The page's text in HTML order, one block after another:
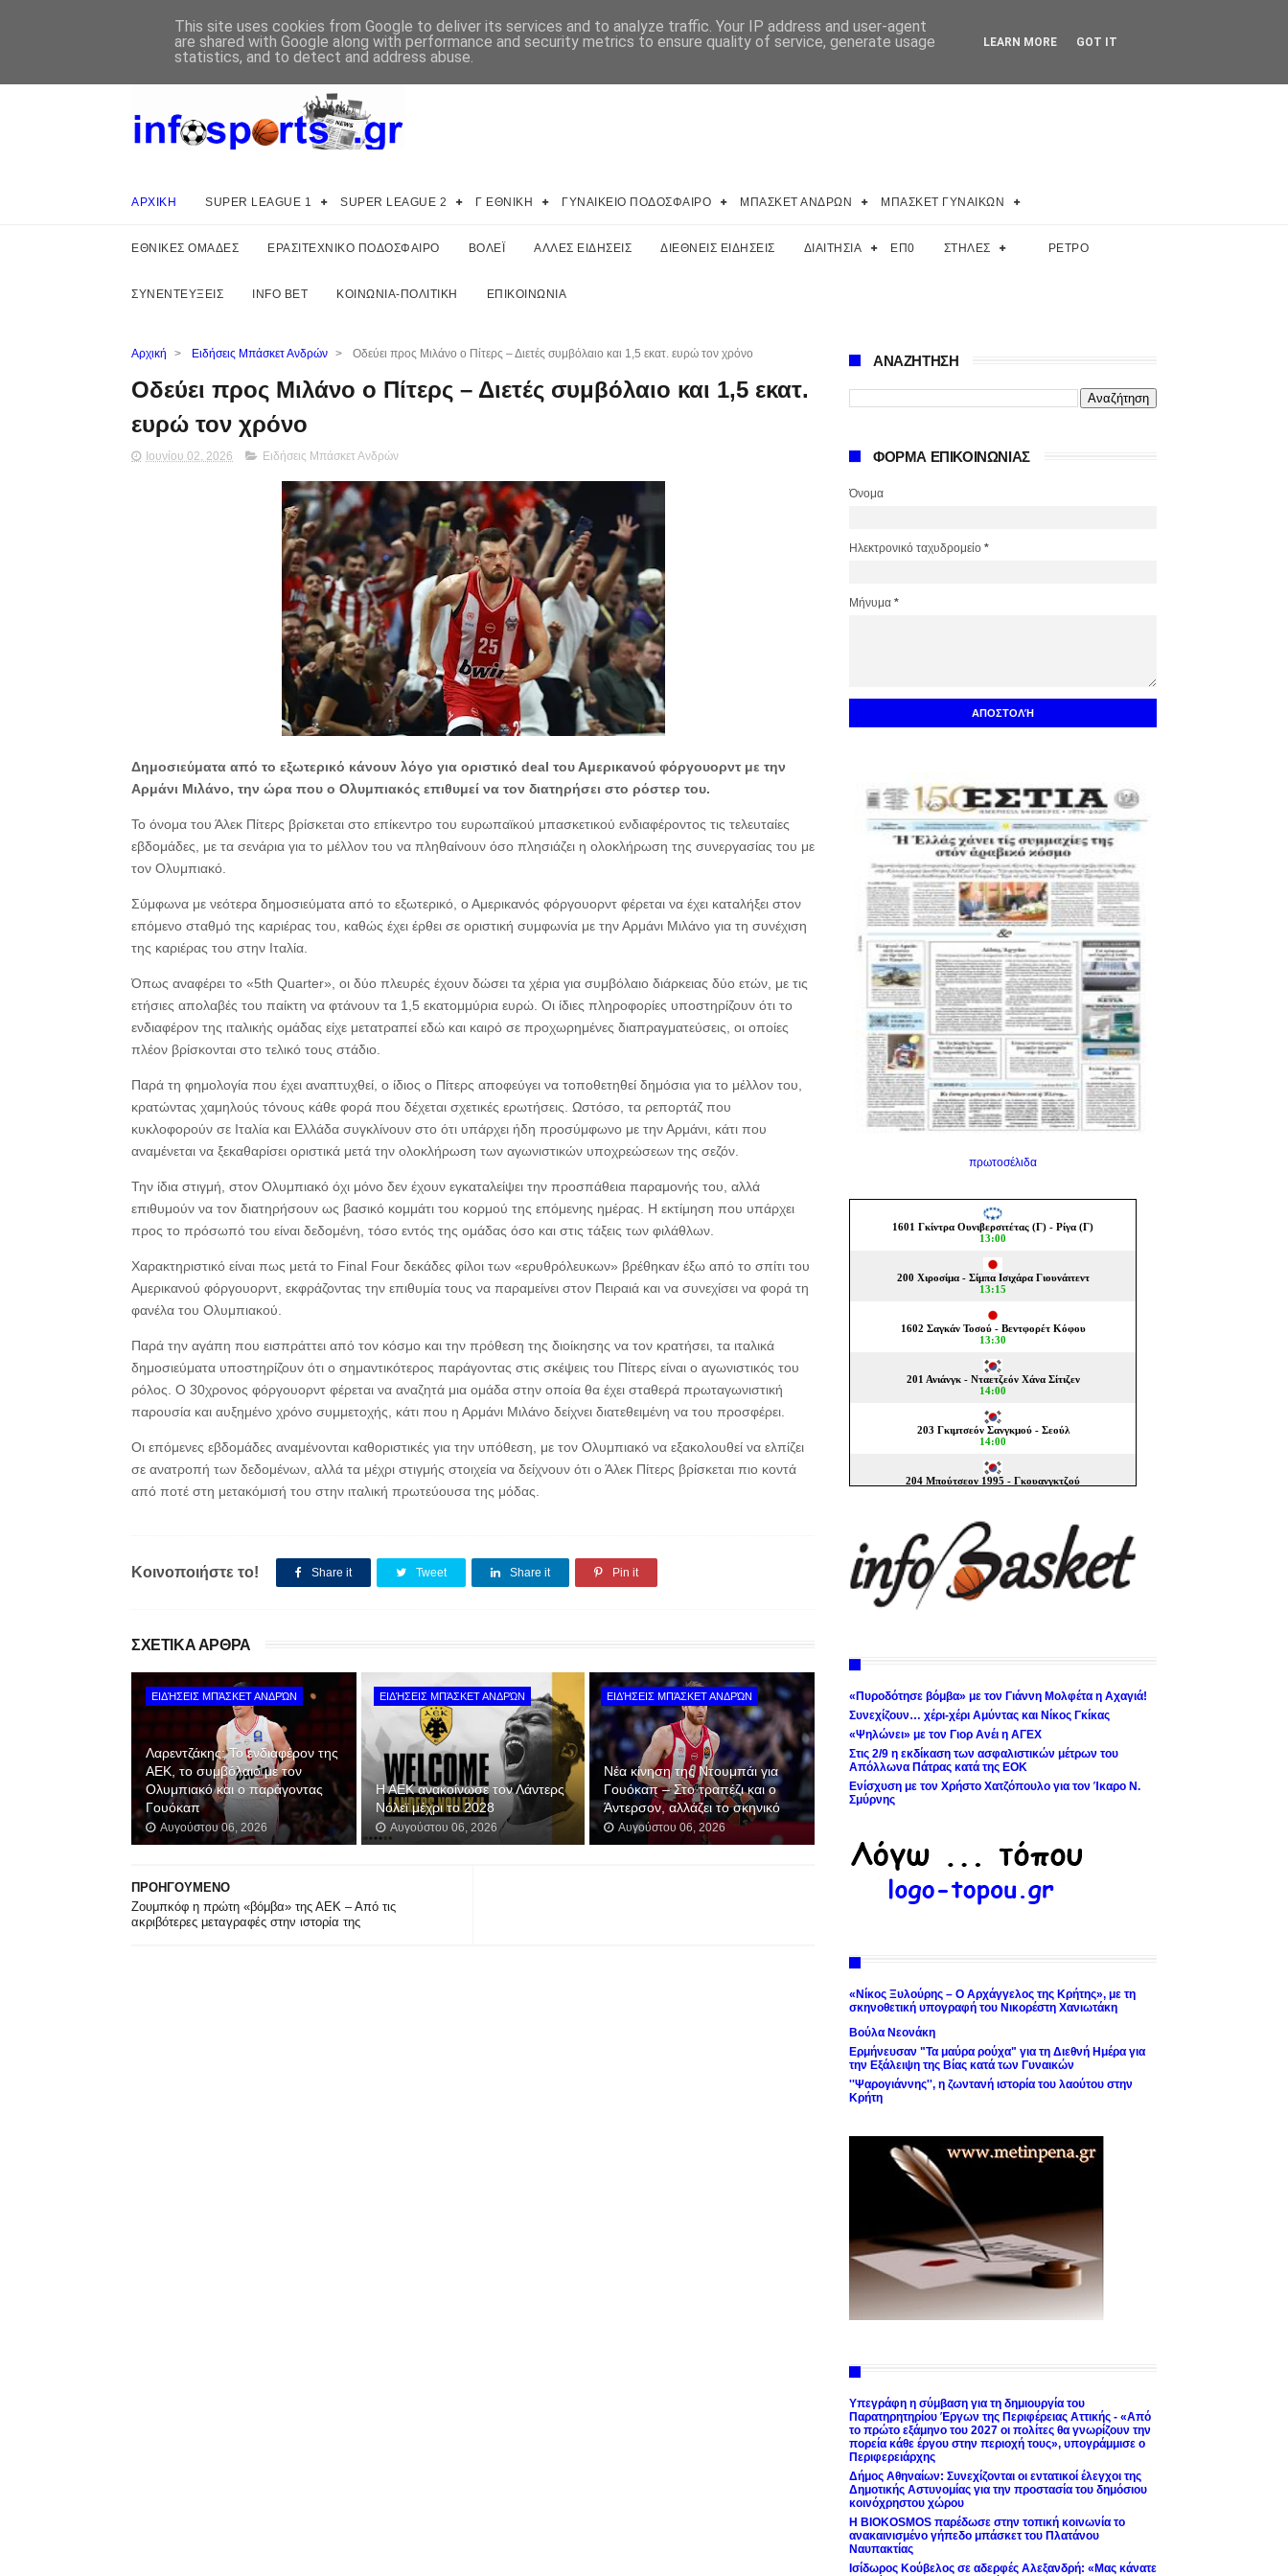
ΑΡΧΙΚΗ SUPER LEAGUE 1 SUPER LEAGUE 2 Γ ΕΘΝΙΚΗ ΓΥΝΑΙΚΕΙΟ ΠΟΔΟΣΦΑΙΡΟ ΜΠΑΣΚΕΤ ΑΝΔΡΩΝ ΜΠΑΣΚΕΤ ΓΥΝΑΙΚΩΝ
ΕΘΝΙΚΕΣ ΟΜΑΔΕΣ ΕΡΑΣΙΤΕΧΝΙΚΟ ΠΟΔΟΣΦΑΙΡΟ ΒΟΛΕΪ ΑΛΛΕΣ ΕΙΔΗΣΕΙΣ ΔΙΕΘΝΕΙΣ ΕΙΔΗΣΕΙΣ ΔΙΑΙΤΗΣΙΑ ΕΠ0 ΣΤΗΛΕΣ ΡΕΤΡΟ
ΣΥΝΕΝΤΕΥΞΕΙΣ INFO BET ΚΟΙΝΩΝΙΑ-ΠΟΛΙΤΙΚΗ ΕΠΙΚΟΙΝΩΝΙΑ
Αρχική > Ειδήσεις Μπάσκετ Ανδρών > Οδεύει προς Μιλάνο ο Πίτερς – Διετές συμβόλαιο και 1,5 εκατ. ευρώ τον χρόνο
Οδεύει προς Μιλάνο ο Πίτερς – Διετές συμβόλαιο και 1,5 εκατ.
ευρώ τον χρόνο
Ιουνίου 02, 2026 Ειδήσεις Μπάσκετ Ανδρών
Δημοσιεύματα από το εξωτερικό κάνουν λόγο για οριστικό deal του Αμερικανού φόργουορντ με την
Αρμάνι Μιλάνο, την ώρα που ο Ολυμπιακός επιθυμεί να τον διατηρήσει στο ρόστερ του.
Το όνομα του Άλεκ Πίτερς βρίσκεται στο επίκεντρο του ευρωπαϊκού μπασκετικού ενδιαφέροντος τις τελευταίες
εβδομάδες, με τα σενάρια για το μέλλον του να πληθαίνουν όσο πλησιάζει η ολοκλήρωση της συνεργασίας του με
τον Ολυμπιακό.
Σύμφωνα με νεότερα δημοσιεύματα από το εξωτερικό, ο Αμερικανός φόργουορντ φέρεται να έχει καταλήξει στον
επόμενο σταθμό της καριέρας του, καθώς έχει έρθει σε οριστική συμφωνία με την Αρμάνι Μιλάνο για τη συνέχιση
της καριέρας του στην Ιταλία.
Όπως αναφέρει το «5th Quarter», οι δύο πλευρές έχουν δώσει τα χέρια για συμβόλαιο διάρκειας δύο ετών, με τις
ετήσιες απολαβές του παίκτη να φτάνουν τα 1,5 εκατομμύρια ευρώ. Οι ίδιες πληροφορίες υποστηρίζουν ότι το
ενδιαφέρον της ιταλικής ομάδας είχε μετατραπεί εδώ και καιρό σε προχωρημένες διαπραγματεύσεις, οι οποίες
πλέον βρίσκονται στο τελικό τους στάδιο.
Παρά τη φημολογία που έχει αναπτυχθεί, ο ίδιος ο Πίτερς αποφεύγει να τοποθετηθεί δημόσια για το μέλλον του,
κρατώντας χαμηλούς τόνους κάθε φορά που δέχεται σχετικές ερωτήσεις. Ωστόσο, τα ρεπορτάζ που
κυκλοφορούν σε Ιταλία και Ελλάδα συγκλίνουν στο ότι υπάρχει ήδη προσύμφωνο με την Αρμάνι, κάτι που
αναμένεται να ξεκαθαρίσει οριστικά μετά την ολοκλήρωση των αγωνιστικών υποχρεώσεων της σεζόν.
Την ίδια στιγμή, στον Ολυμπιακό όχι μόνο δεν έχουν εγκαταλείψει την προσπάθεια παραμονής του, αλλά
επιθυμούν να τον διατηρήσουν ως βασικό κομμάτι του κορμού της επόμενης ημέρας. Η εκτίμηση που υπάρχει
προς το πρόσωπό του είναι δεδομένη, τόσο εντός της ομάδας όσο και στις τάξεις των φιλάθλων.
Χαρακτηριστικό είναι πως μετά το Final Four δεκάδες φίλοι των «ερυθρόλευκων» βρέθηκαν έξω από το σπίτι του
Αμερικανού φόργουορντ, εκφράζοντας την επιθυμία τους να παραμείνει στον Πειραιά και να συνεχίσει να φορά τη
φανέλα του Ολυμπιακού.
Παρά την αγάπη που εισπράττει από τον κόσμο και την πρόθεση της διοίκησης να τον κρατήσει, τα ιταλικά
δημοσιεύματα υποστηρίζουν ότι ο σημαντικότερος παράγοντας στις σκέψεις του Πίτερς είναι ο αγωνιστικός του
ρόλος. Ο 30χρονος φόργουορντ φέρεται να αναζητά μια ομάδα στην οποία θα έχει σταθερά πρωταγωνιστική
παρουσία και αυξημένο χρόνο συμμετοχής, κάτι που η Αρμάνι Μιλάνο δείχνει διατεθειμένη να του προσφέρει.
Οι επόμενες εβδομάδες αναμένονται καθοριστικές για την υπόθεση, με τον Ολυμπιακό να εξακολουθεί να ελπίζει
σε ανατροπή των δεδομένων, αλλά τα μέχρι στιγμής στοιχεία να δείχνουν ότι ο Άλεκ Πίτερς βρίσκεται πιο κοντά
από ποτέ στη μετακόμισή του στην ιταλική πρωτεύουσα της μόδας.
Κοινοποιήστε το! Share it Tweet Share it Pin it
ΣΧΕΤΙΚΑ ΑΡΘΡΑ
ΕΙΔΉΣΕΙΣ ΜΠΆΣΚΕΤ ΑΝΔΡΏΝ
Λαρεντζάκης: Το ενδιαφέρον της
ΑΕΚ, το συμβόλαιο με τον
Ολυμπιακό και ο παράγοντας
Γουόκαπ
Αυγούστου 06, 2026
ΕΙΔΉΣΕΙΣ ΜΠΆΣΚΕΤ ΑΝΔΡΏΝ
Η ΑΕΚ ανακοίνωσε τον Λάντερς
Νόλεϊ μέχρι το 2028
Αυγούστου 06, 2026
ΕΙΔΉΣΕΙΣ ΜΠΆΣΚΕΤ ΑΝΔΡΏΝ
Νέα κίνηση της Ντουμπάι για
Γουόκαπ – Στο τραπέζι και ο
Άντερσον, αλλάζει το σκηνικό
Αυγούστου 06, 2026
ΠΡΟΗΓΟΥΜΕΝΟ
Ζουμπκόφ η πρώτη «βόμβα» της ΑΕΚ – Από τις
ακριβότερες μεταγραφές στην ιστορία της
ΑΝΑΖΗΤΗΣΗ
ΦΟΡΜΑ ΕΠΙΚΟΙΝΩΝΙΑΣ
Όνομα
Ηλεκτρονικό ταχυδρομείο *
Μήνυμα *
πρωτοσέλιδα
«Πυροδότησε βόμβα» με τον Γιάννη Μολφέτα η Αχαγιά!
Συνεχίζουν… χέρι-χέρι Αμύντας και Νίκος Γκίκας
«Ψηλώνει» με τον Γιορ Ανέι η ΑΓΕΧ
Στις 2/9 η εκδίκαση των ασφαλιστικών μέτρων του
Απόλλωνα Πάτρας κατά της ΕΟΚ
Ενίσχυση με τον Χρήστο Χατζόπουλο για τον Ίκαρο Ν.
Σμύρνης
«Νίκος Ξυλούρης – Ο Αρχάγγελος της Κρήτης», με τη
σκηνοθετική υπογραφή του Νικορέστη Χανιωτάκη
Βούλα Νεονάκη
Ερμήνευσαν "Τα μαύρα ρούχα" για τη Διεθνή Ημέρα για
την Εξάλειψη της Βίας κατά των Γυναικών
''Ψαρογιάννης'', η ζωντανή ιστορία του λαούτου στην
Κρήτη
Υπεγράφη η σύμβαση για τη δημιουργία του
Παρατηρητηρίου Έργων της Περιφέρειας Αττικής - «Από
το πρώτο εξάμηνο του 2027 οι πολίτες θα γνωρίζουν την
πορεία κάθε έργου στην περιοχή τους», υπογράμμισε ο
Περιφερειάρχης
Δήμος Αθηναίων: Συνεχίζονται οι εντατικοί έλεγχοι της
Δημοτικής Αστυνομίας για την προστασία του δημόσιου
κοινόχρηστου χώρου
Η BIOKOSMOS παρέδωσε στην τοπική κοινωνία το
ανακαινισμένο γήπεδο μπάσκετ του Πλατάνου
Ναυπακτίας
Ισίδωρος Κούβελος σε αδερφές Αλεξανδρή: «Μας κάνατε
This site uses cookies from Google to deliver its services and to analyze traffic. Your IP address and user-agent
are shared with Google along with performance and security metrics to ensure quality of service, generate usage
statistics, and to detect and address abuse.
LEARN MORE GOT IT